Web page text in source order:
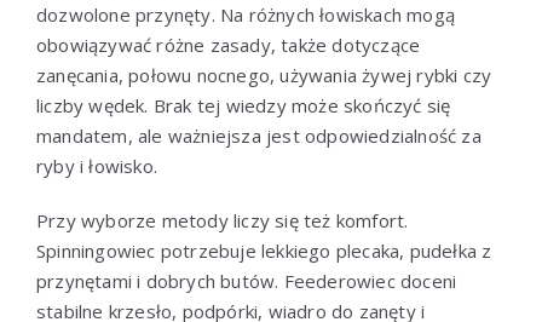
dozwolone przynęty. Na różnych łowiskach mogą
obowiązywać różne zasady, także dotyczące
zanęcania, połowu nocnego, używania żywej rybki czy
liczby wędek. Brak tej wiedzy może skończyć się
mandatem, ale ważniejsza jest odpowiedzialność za
ryby i łowisko.
Przy wyborze metody liczy się też komfort.
Spinningowiec potrzebuje lekkiego plecaka, pudełka z
przynętami i dobrych butów. Feederowiec doceni
stabilne krzesło, podpórki, wiadro do zanęty i